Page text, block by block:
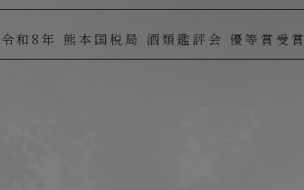
令和8年 熊本国税局 酒類鑑評会 優等賞受賞